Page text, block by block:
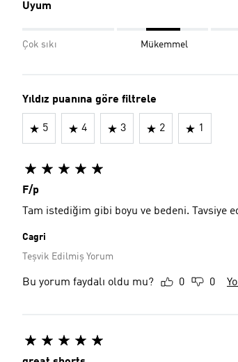
Uyum
Çok sıkı Mükemmel
Yıldız puanına göre filtrele
5 4 3 2 1
F/p
Tam istediğim gibi boyu ve bedeni. Tavsiye
Cagri
Teşvik Edilmiş Yorum
Bu yorum faydalı oldu mu? 0 0